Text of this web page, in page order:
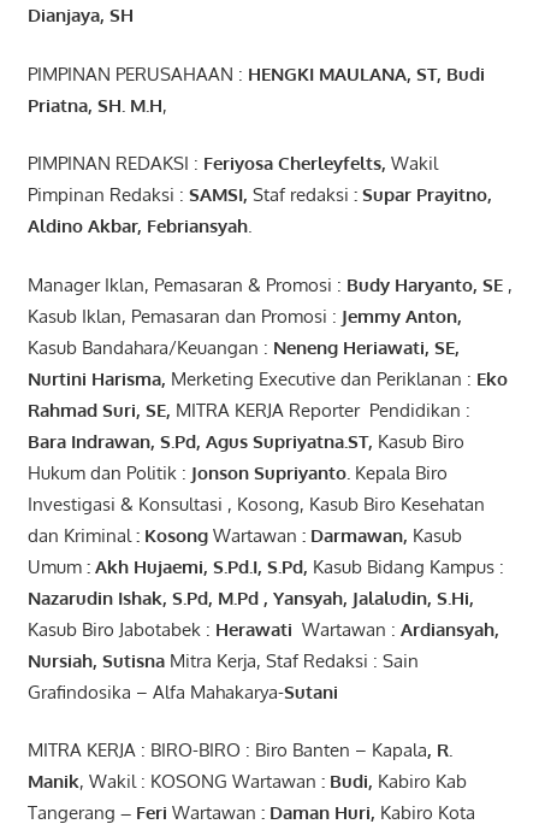
Dianjaya, SH
PIMPINAN PERUSAHAAN : HENGKI MAULANA, ST, Budi
Priatna, SH . M.H,
PIMPINAN REDAKSI : Feriyosa Cherleyfelts, Wakil
Pimpinan Redaksi : SAMSI, Staf redaksi : Supar Prayitno,
Aldino Akbar, Febriansyah.
Manager Iklan, Pemasaran & Promosi : Budy Haryanto, SE,
Kasub Iklan, Pemasaran dan Promosi : Jemmy Anton,
Kasub Bandahara/Keuangan : Neneng Heriawati, SE,
Nurtini Harisma, Merketing Executive dan Periklanan : Eko
Rahmad Suri, SE, MITRA KERJA Reporter Pendidikan :
Bara Indrawan, S.Pd, Agus Supriyatna.ST, Kasub Biro
Hukum dan Politik : Jonson Supriyanto. Kepala Biro
Investigasi & Konsultasi , Kosong, Kasub Biro Kesehatan
dan Kriminal : KosongWartawan : Darmawan, Kasub
Umum : Akh Hujaemi, S.Pd.I, S.Pd, Kasub Bidang Kampus :
Nazarudin Ishak, S.Pd, M.Pd, Yansyah, Jalaludin, S.Hi,
Kasub Biro Jabotabek : Herawati Wartawan : Ardiansyah,
Nursiah, SutisnaMitra Kerja, Staf Redaksi : Sain
Grafindosika – Alfa Mahakarya-Sutani
MITRA KERJA : BIRO-BIRO : Biro Banten – Kapala, R.
Manik, Wakil : KOSONG Wartawan : Budi, Kabiro Kab
Tangerang – Feri Wartawan : Daman Huri, Kabiro Kota